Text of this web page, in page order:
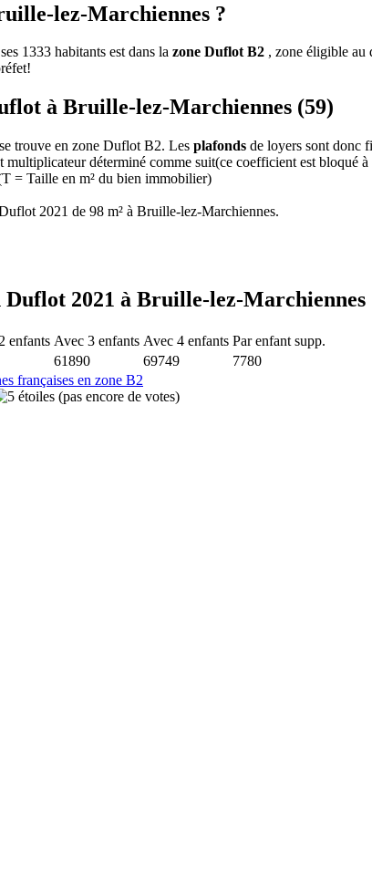
lez-Marchiennes ?
1333 habitants est dans la zone Duflot B2 , zone éligible
à Bruille-lez-Marchiennes (59)
trouve en zone Duflot B2. Les plafonds de loyers sont donc
déterminé comme suit(ce coefficient est bloqué à
= Taille en m² du bien immobilier)
2021 de 98 m² à Bruille-lez-Marchiennes.
Duflot 2021 à Bruille-lez-Marchiennes
enfants Avec 3 enfants Avec 4 enfants Par enfant supp.
61890 69749
7780
françaises en zone B2
(pas encore de votes)